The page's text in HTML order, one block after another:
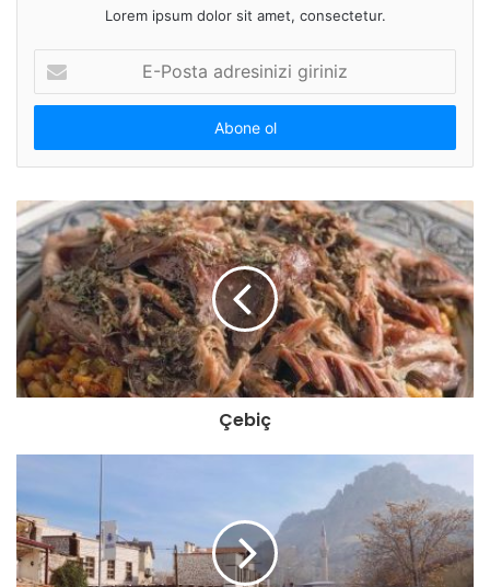
Lorem ipsum dolor sit amet, consectetur.
Posta
adresinizi
Çebiç